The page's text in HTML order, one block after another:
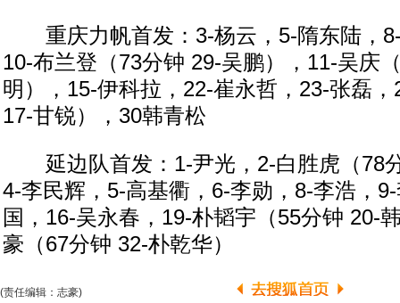
重庆力帆首发：3-杨云，5-隋东陆，
10-布兰登（73分钟 29-吴鹏），11-吴庆
明），15-伊科拉，22-崔永哲，23-张磊
17-甘锐），30韩青松
延边队首发：1-尹光，2-白胜虎（78
4-李民辉，5-高基衢，6-李勋，8-李浩，
国，16-吴永春，19-朴韬宇（55分钟 20-
豪（67分钟 32-朴乾华）
(责任编辑：志豪)